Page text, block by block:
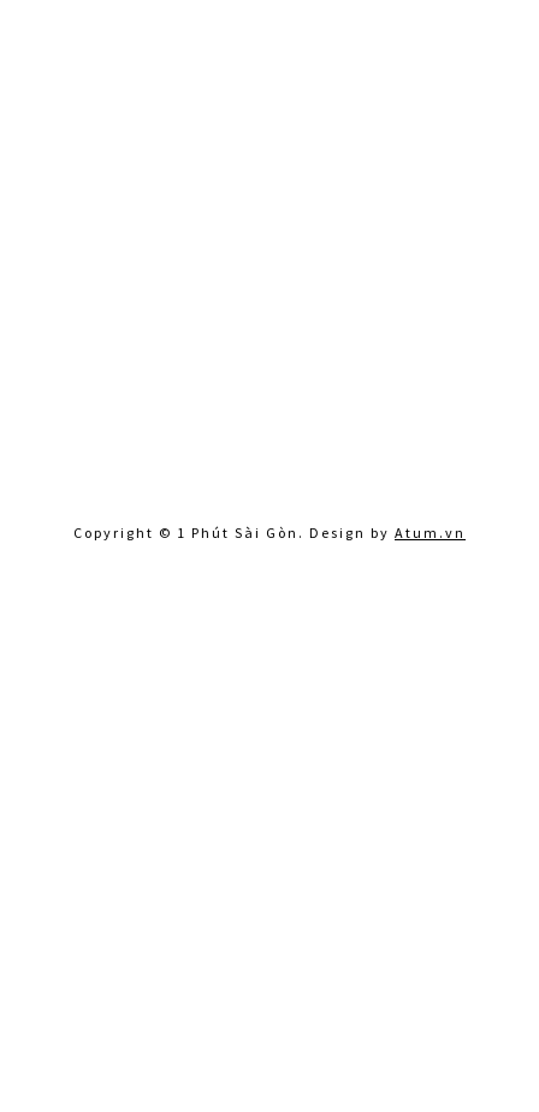
Copyright © 1 Phút Sài Gòn. Design by Atum.vn